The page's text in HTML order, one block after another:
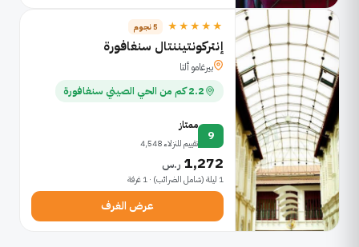
★★★★★ 5 نجوم
إنتركونتيننتال سنغافورة
بيرغامو ألتا
2.2 كم من الحي الصيني سنغافورة
9
ممتاز
تقييم للنزلاء 4,548
1,272 ر.س
1 ليلة (شامل الضرائب) · 1 غرفة
عرض الغرف